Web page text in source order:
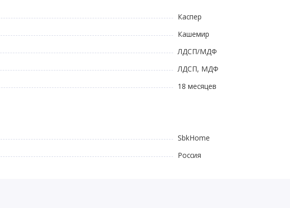
Каспер
Кашемир
ЛДСП/МДФ
ЛДСП, МДФ
18 месяцев
SbkHome
Россия